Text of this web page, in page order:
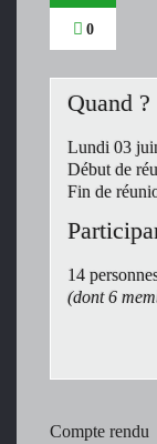
0
Quand ?
Lundi 03
Début de
Fin de
14
(dont 6
Compte rendu